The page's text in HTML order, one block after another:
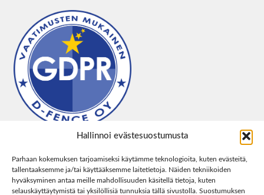
Hallinnoi evästesuostumusta
Parhaan kokemuksen tarjoamiseksi käytämme teknologioita, kuten evästeitä,
tallentaaksemme ja/tai käyttääksemme laitetietoja. Näiden tekniikoiden
hyväksyminen antaa meille mahdollisuuden käsitellä tietoja, kuten
selauskäyttäytymistä tai yksilöllisiä tunnuksia tällä sivustolla. Suostumuksen